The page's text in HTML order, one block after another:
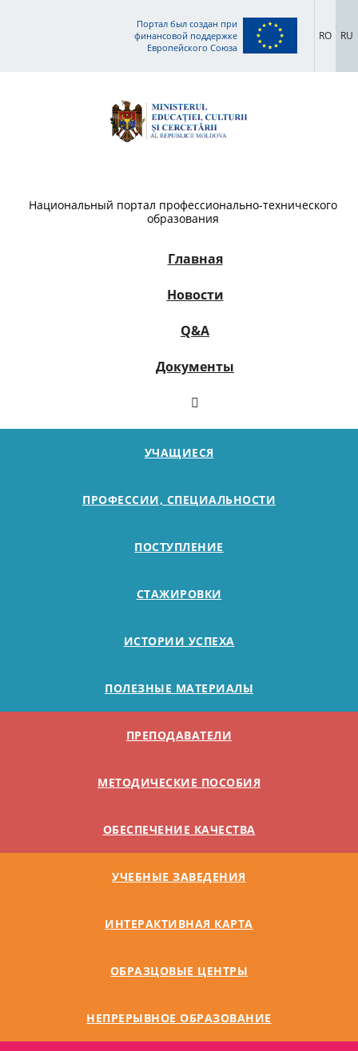
Портал был создан при
финансовой поддержке
Европейского Союза
RO RU
Национальный портал профессионально-технического
образования
Главная
Новости
Q&A
Документы
УЧАЩИЕСЯ
ПРОФЕССИИ, СПЕЦИАЛЬНОСТИ
ПОСТУПЛЕНИЕ
СТАЖИРОВКИ
ИСТОРИИ УСПЕХА
ПОЛЕЗНЫЕ МАТЕРИАЛЫ
ПРЕПОДАВАТЕЛИ
МЕТОДИЧЕСКИЕ ПОСОБИЯ
ОБЕСПЕЧЕНИЕ КАЧЕСТВА
УЧЕБНЫЕ ЗАВЕДЕНИЯ
ИНТЕРАКТИВНАЯ КАРТА
ОБРАЗЦОВЫЕ ЦЕНТРЫ
НЕПРЕРЫВНОЕ ОБРАЗОВАНИЕ